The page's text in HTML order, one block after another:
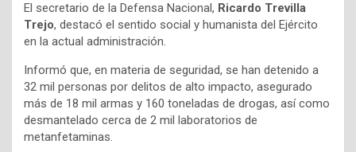
El secretario de la Defensa Nacional, Ricardo Trevilla
Trejo, destacó el sentido social y humanista del Ejército
en la actual administración.
Informó que, en materia de seguridad, se han detenido a
32 mil personas por delitos de alto impacto, asegurado
más de 18 mil armas y 160 toneladas de drogas, así como
desmantelado cerca de 2 mil laboratorios de
metanfetaminas.